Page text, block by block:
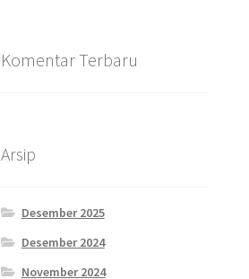
Komentar Terbaru
Arsip
Desember 2025
Desember 2024
November 2024